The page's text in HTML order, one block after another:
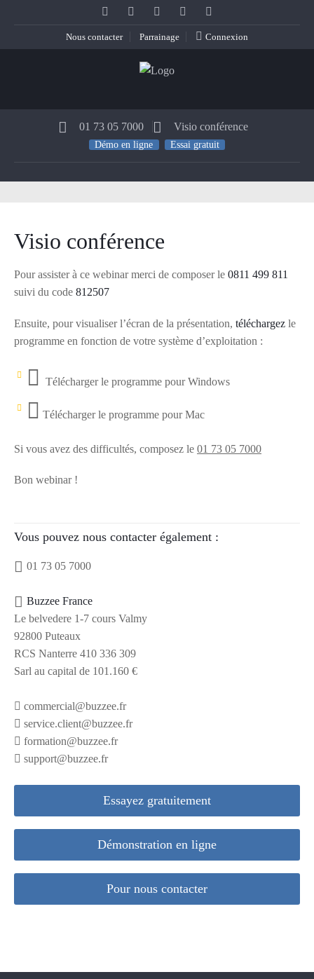
Nous contacter Parrainage Connexion
01 73 05 7000 Visio conférence
Démo en ligne Essai gratuit
Visio conférence
Pour assister à ce webinar merci de composer le 0811 499 811
suivi du code 812507
Ensuite, pour visualiser l’écran de la présentation, téléchargez le
programme en fonction de votre système d’exploitation :
Télécharger le programme pour Windows
Télécharger le programme pour Mac
Si vous avez des difficultés, composez le 01 73 05 7000
Bon webinar !
Vous pouvez nous contacter également :
01 73 05 7000
Buzzee France
Le belvedere 1-7 cours Valmy
92800 Puteaux
RCS Nanterre 410 336 309
Sarl au capital de 101.160 €
commercial@buzzee.fr
service.client@buzzee.fr
formation@buzzee.fr
support@buzzee.fr
Essayez gratuitement
Démonstration en ligne
Pour nous contacter